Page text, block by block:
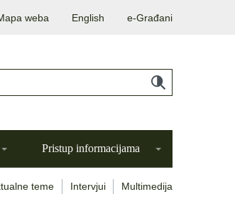
weba English e-Građani
Pristup informacijama
teme Intervjui Multimedija